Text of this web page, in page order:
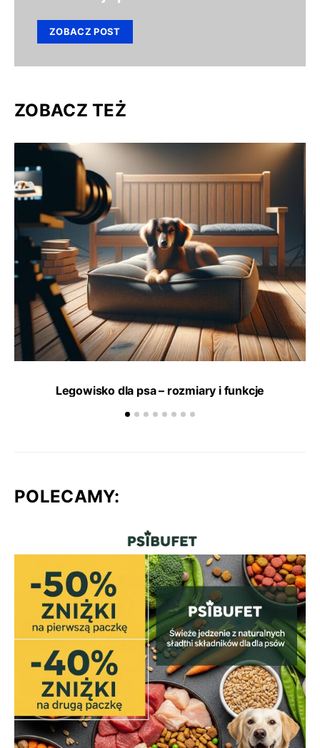
ZOBACZ POST
ZOBACZ TEŻ
Legowisko dla psa – rozmiary i funkcje
POLECAMY: